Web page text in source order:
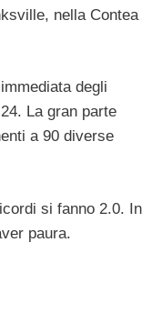
nella Contea
degli
La gran parte
a 90 diverse
si fanno 2.0. In
paura.